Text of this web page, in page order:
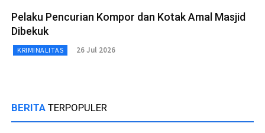
Pelaku Pencurian Kompor dan Kotak Amal Masjid
Dibekuk
KRIMINALITAS 26 Jul 2026
BERITA TERPOPULER